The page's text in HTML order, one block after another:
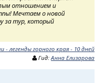
отношением и
Мечтаем о новой
за тур, который
- легенды горного края - 10 дней
Гид: Анна Елизарова